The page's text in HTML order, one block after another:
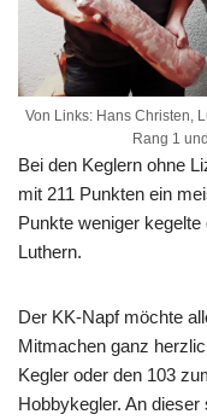
Von Links: Hans Christen,
Rang 1
Bei den Keglern ohne
mit 211 Punkten ein
Punkte weniger
Luthern.
Der KK-Napf möchte
Mitmachen ganz
Kegler oder den 103
Hobbykegler. An